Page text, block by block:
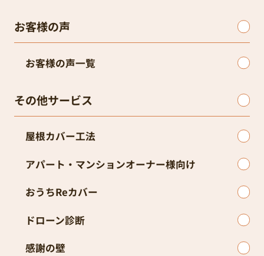
お客様の声
お客様の声一覧
その他サービス
屋根カバー工法
アパート・マンションオーナー様向け
おうちReカバー
ドローン診断
感謝の壁